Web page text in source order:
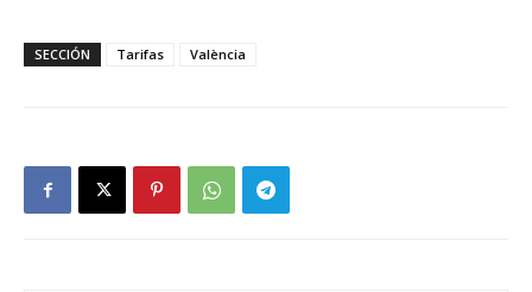
SECCIÓN Tarifas València